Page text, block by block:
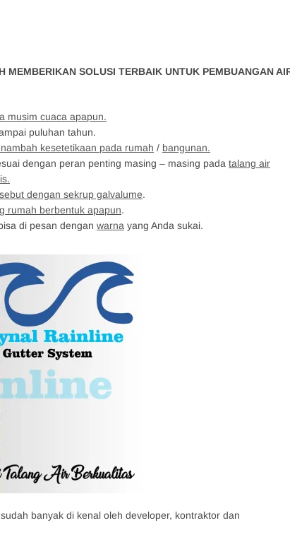
MEMBERIKAN SOLUSI TERBAIK UNTUK PEMBUANGAN
musim cuaca apapun.
puluhan tahun.
kesetetikaan pada rumah / bangunan.
dengan peran penting masing – masing pada talang air
dengan sekrup galvalume.
rumah berbentuk apapun.
di pesan dengan warna yang Anda sukai.
banyak di kenal oleh developer, kontraktor dan